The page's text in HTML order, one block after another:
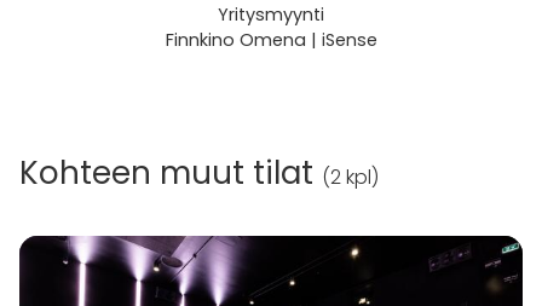
Yritysmyynti
Finnkino Omena | iSense
Kohteen muut tilat (2 kpl)